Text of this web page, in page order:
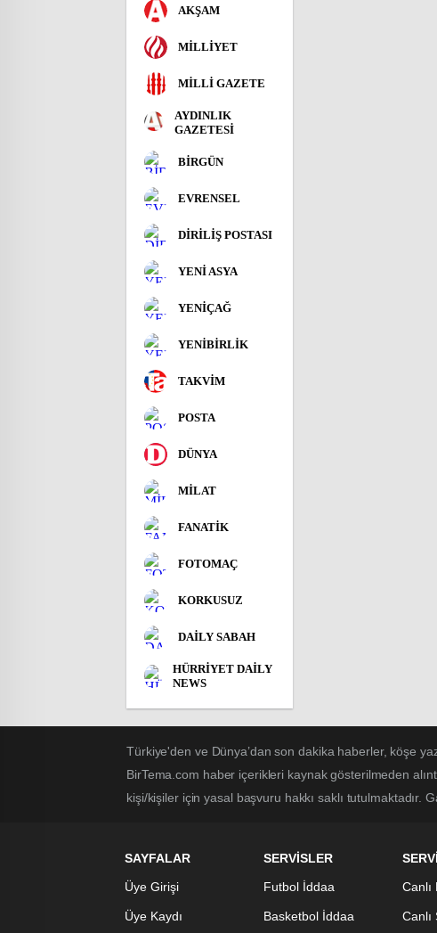
AKŞAM
MİLLİYET
MİLLİ GAZETE
AYDINLIK
GAZETESİ
BİRGÜN
EVRENSEL
DİRİLİŞ POSTASI
YENİ ASYA
YENİÇAĞ
YENİBİRLİK
TAKVİM
POSTA
DÜNYA
MİLAT
FANATİK
FOTOMAÇ
KORKUSUZ
DAİLY SABAH
HÜRRİYET DAİLY
NEWS
Türkiye'den ve Dünya’dan son dakika haberler, köşe
BirTema.com haber içerikleri kaynak gösterilmeden
kişi/kişiler için yasal başvuru hakkı saklı tutulmaktadır.
SAYFALAR
Üye Girişi
Üye Kaydı
SERVİSLER
Futbol İddaa
Basketbol İddaa
Canlı
Canlı